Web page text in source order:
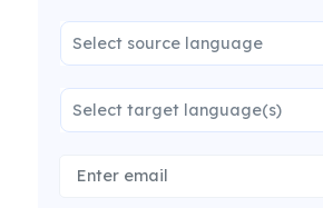
Select source language
Select target language(s)